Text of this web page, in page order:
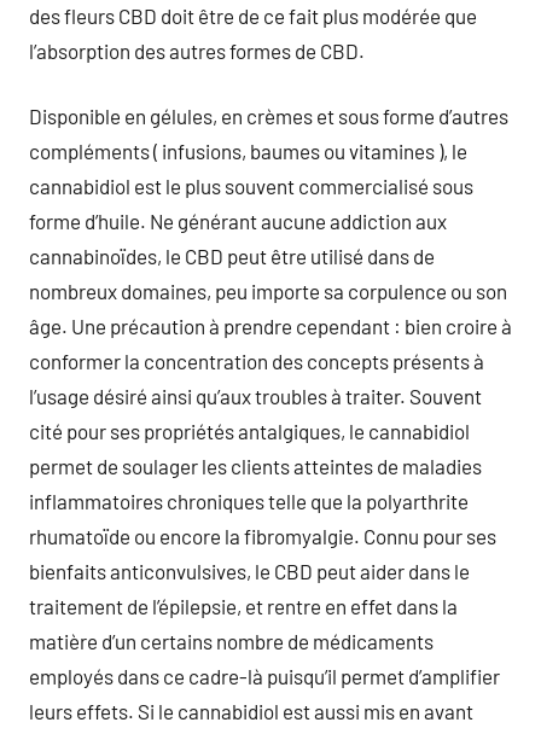
des fleurs CBD doit être de ce fait plus modérée que
l’absorption des autres formes de CBD.
Disponible en gélules, en crèmes et sous forme d’autres
compléments ( infusions, baumes ou vitamines ), le
cannabidiol est le plus souvent commercialisé sous
forme d’huile. Ne générant aucune addiction aux
cannabinoïdes, le CBD peut être utilisé dans de
nombreux domaines, peu importe sa corpulence ou son
âge. Une précaution à prendre cependant : bien croire à
conformer la concentration des concepts présents à
l’usage désiré ainsi qu’aux troubles à traiter. Souvent
cité pour ses propriétés antalgiques, le cannabidiol
permet de soulager les clients atteintes de maladies
inflammatoires chroniques telle que la polyarthrite
rhumatoïde ou encore la fibromyalgie. Connu pour ses
bienfaits anticonvulsives, le CBD peut aider dans le
traitement de l’épilepsie, et rentre en effet dans la
matière d’un certains nombre de médicaments
employés dans ce cadre-là puisqu’il permet d’amplifier
leurs effets. Si le cannabidiol est aussi mis en avant